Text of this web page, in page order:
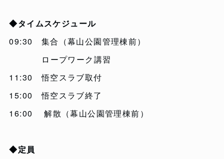
◆タイムスケジュール
09:30 集合（幕山公園管理棟前）
ロープワーク講習
11:30 悟空スラブ取付
15:00 悟空スラブ終了
16:00 解散（幕山公園管理棟前）
◆定員